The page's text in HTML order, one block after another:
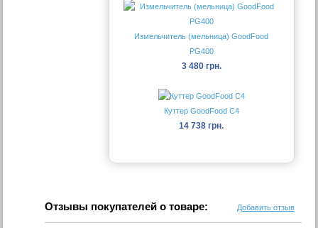
Измельчитель (мельница) GoodFood
PG400
3 480 грн.
Куттер GoodFood C4
14 738 грн.
Отзывы покупателей о товаре: Добавить отзыв